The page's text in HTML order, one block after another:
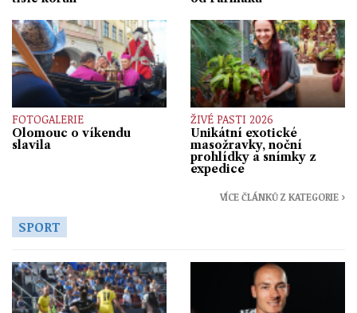
FOTOGALERIE
Olomouc o víkendu
slavila
ŽIVÉ PASTI 2026
Unikátní exotické
masožravky, noční
prohlídky a snímky z
expedice
VÍCE ČLÁNKŮ Z KATEGORIE ›
SPORT